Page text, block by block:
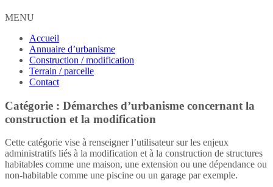
MENU
Accueil
Annuaire d’urbanisme
Construction / modification
Terrain / parcelle
Contact
Catégorie : Démarches d’urbanisme concernant la
construction et la modification
Cette catégorie vise à renseigner l’utilisateur sur les enjeux
administratifs liés à la modification et à la construction de structures
habitables comme une maison, une extension ou une dépendance ou
non-habitable comme une piscine ou un garage par exemple.